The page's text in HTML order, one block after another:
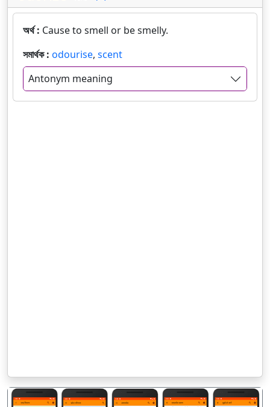
অর্থ : Cause to smell or be smelly.
সমার্থক : odourise, scent
Antonym meaning